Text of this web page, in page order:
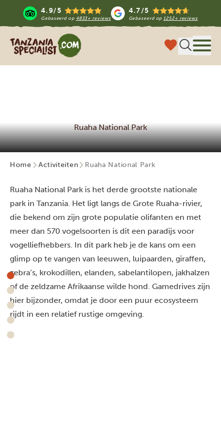
4.9/5
Gebaseerd op 4833+ reviews
4.7/5
Gebaseerd op1252+ reviews
Tanzania Specialist
Ruaha National Park
Home Activiteiten Ruaha National Park
Ruaha National Park is het derde grootste nationale
park in Tanzania. Het ligt langs de Grote Ruaha-rivier,
die bekend om zijn grote populatie olifanten en met
meer dan 570 vogelsoorten is dit een paradijs voor
vogelliefhebbers. In dit park heb je de kans om een
glimp op te vangen van leeuwen, luipaarden, giraffen,
zebra’s, krokodillen, elanden, sabelantilopen, jakhalzen
of de zeldzame Afrikaanse wilde hond. Gamedrives zijn
hier bijzonder, omdat je door een puur ecosysteem
rijdt in een relatief rustige omgeving.